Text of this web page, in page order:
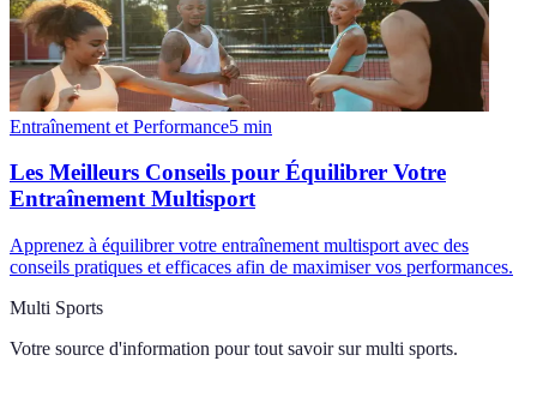
Entraînement et Performance5 min
Les Meilleurs Conseils pour Équilibrer Votre
Entraînement Multisport
Apprenez à équilibrer votre entraînement multisport avec des
conseils pratiques et efficaces afin de maximiser vos performances.
Multi Sports
Votre source d'information pour tout savoir sur multi sports.